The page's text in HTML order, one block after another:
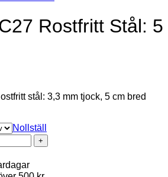
Rostfritt Stål: 5
kr
stål: 3,3 mm tjock, 5 cm bred
Nollställ